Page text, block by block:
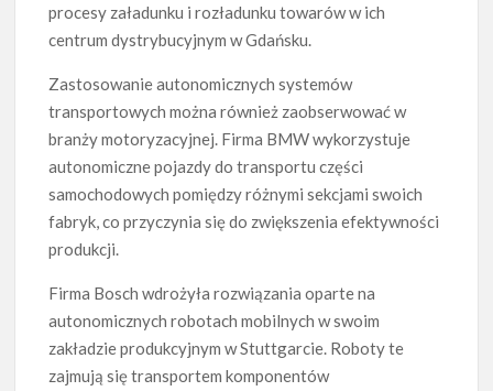
procesy załadunku i rozładunku towarów w ich
centrum dystrybucyjnym w Gdańsku.
Zastosowanie autonomicznych systemów
transportowych można również zaobserwować w
branży motoryzacyjnej. Firma BMW wykorzystuje
autonomiczne pojazdy do transportu części
samochodowych pomiędzy różnymi sekcjami swoich
fabryk, co przyczynia się do zwiększenia efektywności
produkcji.
Firma Bosch wdrożyła rozwiązania oparte na
autonomicznych robotach mobilnych w swoim
zakładzie produkcyjnym w Stuttgarcie. Roboty te
zajmują się transportem komponentów